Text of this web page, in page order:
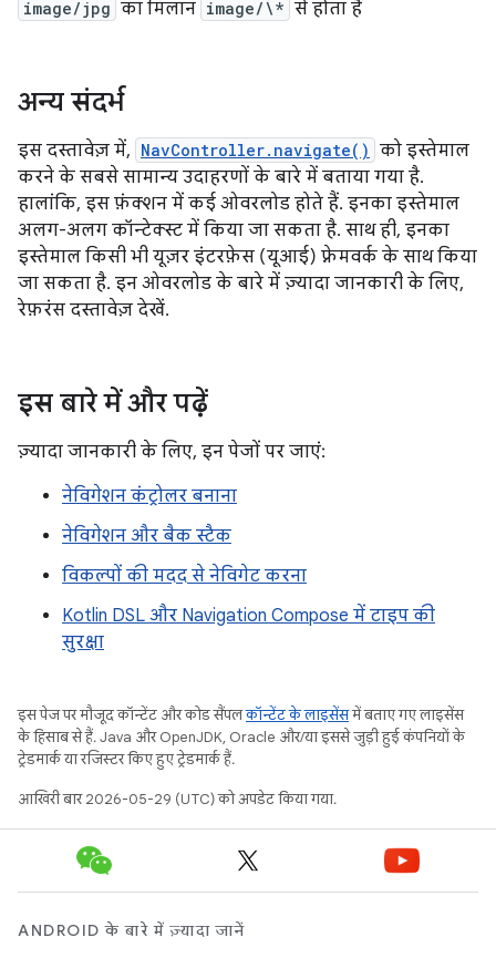
image/jpg का मिलान image/\* से होता है
अन्य संदर्भ
इस दस्तावेज़ में, NavController.navigate() को इस्तेमाल
करने के सबसे सामान्य उदाहरणों के बारे में बताया गया है.
हालांकि, इस फ़ंक्शन में कई ओवरलोड होते हैं. इनका इस्तेमाल
अलग-अलग कॉन्टेक्स्ट में किया जा सकता है. साथ ही, इनका
इस्तेमाल किसी भी यूज़र इंटरफ़ेस (यूआई) फ़्रेमवर्क के साथ किया
जा सकता है. इन ओवरलोड के बारे में ज़्यादा जानकारी के लिए,
रेफ़रंस दस्तावेज़ देखें.
इस बारे में और पढ़ें
ज़्यादा जानकारी के लिए, इन पेजों पर जाएं:
नेविगेशन कंट्रोलर बनाना
नेविगेशन और बैक स्टैक
विकल्पों की मदद से नेविगेट करना
Kotlin DSL और Navigation Compose में टाइप की
सुरक्षा
इस पेज पर मौजूद कॉन्टेंट और कोड सैंपलकॉन्टेंट के लाइसेंसमें बताए गए लाइसेंस
के हिसाब से हैं. Java और OpenJDK, Oracle और/या इससे जुड़ी हुई कंपनियों के
ट्रेडमार्क या रजिस्टर किए हुए ट्रेडमार्क हैं.
आखिरी बार 2026-05-29 (UTC) को अपडेट किया गया.
ANDROID के बारे में ज़्यादा जानें